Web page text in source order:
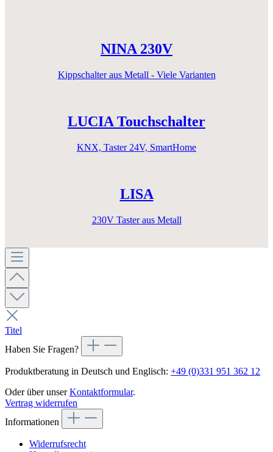
NINA 230V
Kippschalter aus Metall - Viele Varianten
LUCIA Touchschalter
KNX, Taster 24V, SmartHome
LISA
230V Taster aus Metall
Titel
Haben Sie Fragen?
Produktberatung in Deutsch und Englisch: +49 (0)331 951 362 12
Oder über unserKontaktformular.
Vertrag widerrufen
Informationen
Widerrufsrecht